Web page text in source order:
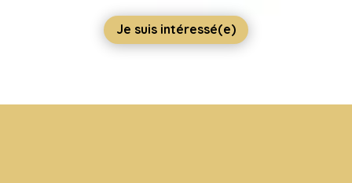
Je suis intéressé(e)